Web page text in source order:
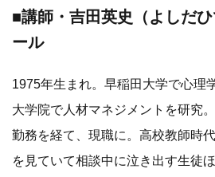
■講師・吉田英史（よしだ
ール
1975年生まれ。早稲田大学で心理
大学院で人材マネジメントを研究
勤務を経て、現職に。高校教師時
を見ていて相談中に泣き出す生徒